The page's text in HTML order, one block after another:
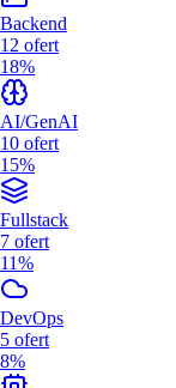
Backend
12 ofert
18%
AI/GenAI
10 ofert
15%
Fullstack
7 ofert
11%
DevOps
5 ofert
8%